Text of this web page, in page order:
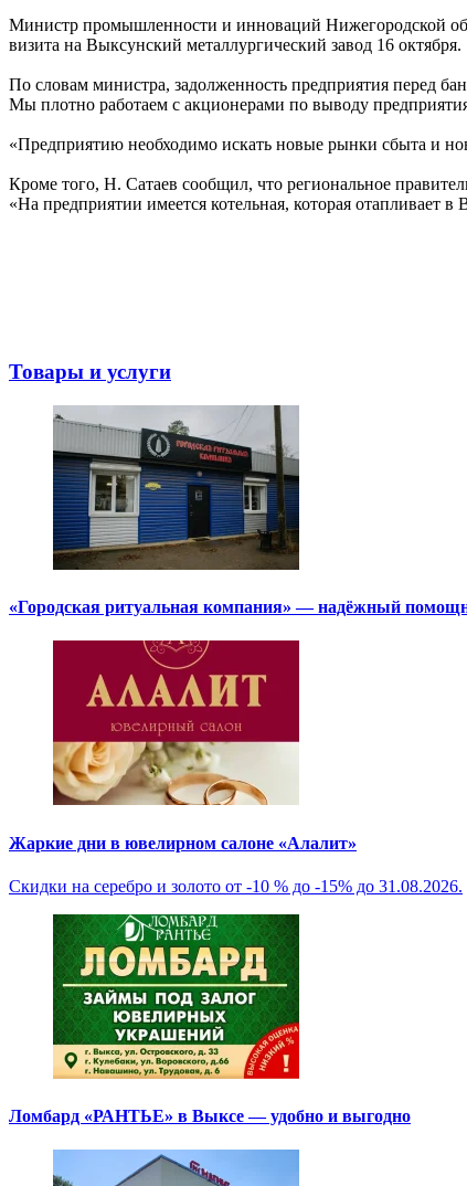
Министр промышленности и инноваций Нижегородской
визита на Выксунский металлургический завод 16 октября.
По словам министра, задолженность предприятия перед
Мы плотно работаем с акционерами по выводу
«Предприятию необходимо искать новые рынки сбыта и
Кроме того, Н. Сатаев сообщил, что региональное
«На предприятии имеется котельная, которая
Товары и услуги
«Городская ритуальная компания» — надёжный
Жаркие дни в ювелирном салоне «Алалит»
Скидки на серебро и золото от -10 % до -15% до 31.08.2026.
Ломбард «РАНТЬЕ» в Выксе — удобно и выгодно